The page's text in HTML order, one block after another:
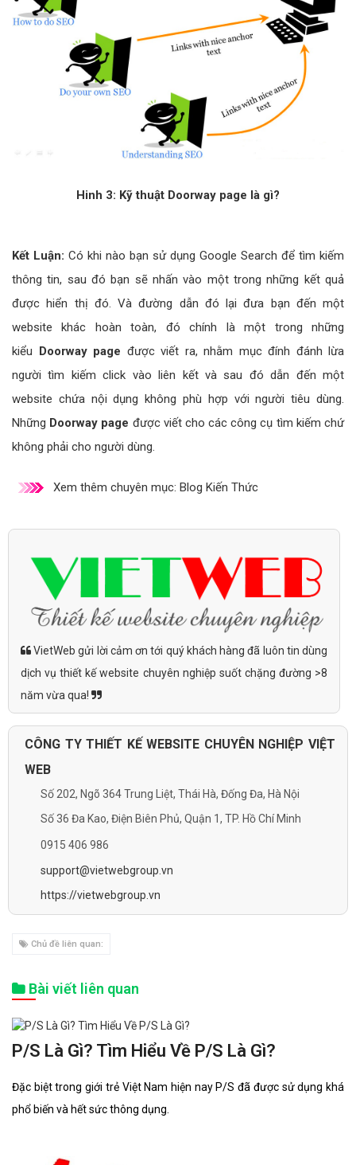
Hinh 3: Kỹ thuật Doorway page là gì?
Kết Luận: Có khi nào bạn sử dụng Google Search để tìm kiếm
thông tin, sau đó bạn sẽ nhấn vào một trong những kết quả
được hiển thị đó. Và đường dẫn đó lại đưa bạn đến một
website khác hoàn toàn, đó chính là một trong những
kiểu Doorway page được viết ra, nhằm mục đính đánh lừa
người tìm kiếm click vào liên kết và sau đó dẫn đến một
website chứa nội dụng không phù hợp với người tiêu dùng.
Những Doorway page được viết cho các công cụ tìm kiếm chứ
không phải cho người dùng.
Xem thêm chuyên mục: Blog Kiến Thức
VietWeb gửi lời cảm ơn tới quý khách hàng đã luôn tin dùng
dịch vụ thiết kế website chuyên nghiệp suốt chặng đường >8
năm vừa qua!
CÔNG TY THIẾT KẾ WEBSITE CHUYÊN NGHIỆP VIỆT
WEB
Số 202, Ngõ 364 Trung Liệt, Thái Hà, Đống Đa, Hà Nội
Số 36 Đa Kao, Điện Biên Phủ, Quận 1, TP. Hồ Chí Minh
0915 406 986
support@vietwebgroup.vn
https://vietwebgroup.vn
Chủ đề liên quan:
Bài viết liên quan
P/S Là Gì? Tìm Hiểu Về P/S Là Gì?
Đặc biệt trong giới trẻ Việt Nam hiện nay P/S đã được sử dụng khá
phổ biến và hết sức thông dụng.